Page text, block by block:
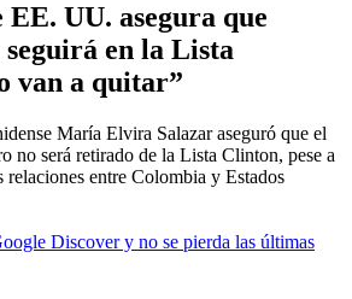
EE. UU. asegura que
en la Lista
van a quitar”
María Elvira Salazar aseguró que el
no será retirado de la Lista Clinton, pese a
relaciones entre Colombia y Estados
Discover y no se pierda las últimas